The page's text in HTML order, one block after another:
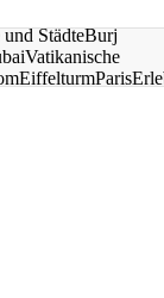
StädteBurj
Vatikanische
EiffelturmParis